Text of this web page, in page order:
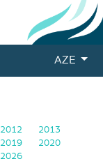
AZE
2012
2013
2019
2020
2026